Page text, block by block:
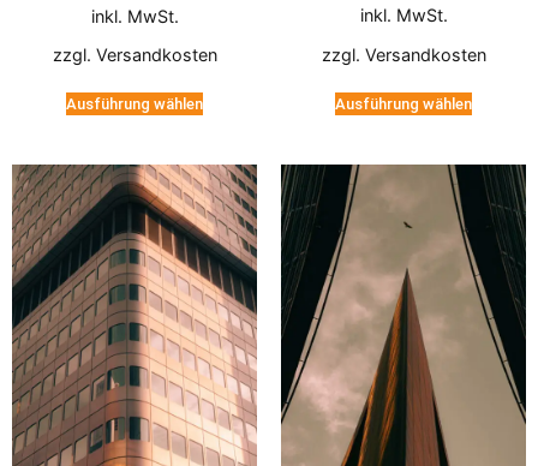
inkl. MwSt.
zzgl. Versandkosten
Ausführung wählen
inkl. MwSt.
zzgl. Versandkosten
Ausführung wählen